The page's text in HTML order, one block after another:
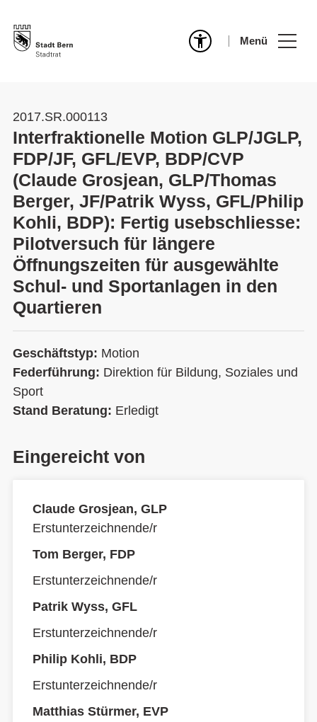
Menü
2017.SR.000113
Interfraktionelle Motion GLP/JGLP,
FDP/JF, GFL/EVP, BDP/CVP
(Claude Grosjean, GLP/Thomas
Berger, JF/Patrik Wyss, GFL/Philip
Kohli, BDP): Fertig usebschliesse:
Pilotversuch für längere
Öffnungszeiten für ausgewählte
Schul- und Sportanlagen in den
Quartieren
Geschäftstyp: Motion
Federführung: Direktion für Bildung, Soziales und
Sport
Stand Beratung: Erledigt
Eingereicht von
Claude Grosjean, GLP
Erstunterzeichnende/r
Tom Berger, FDP
Erstunterzeichnende/r
Patrik Wyss, GFL
Erstunterzeichnende/r
Philip Kohli, BDP
Erstunterzeichnende/r
Matthias Stürmer, EVP